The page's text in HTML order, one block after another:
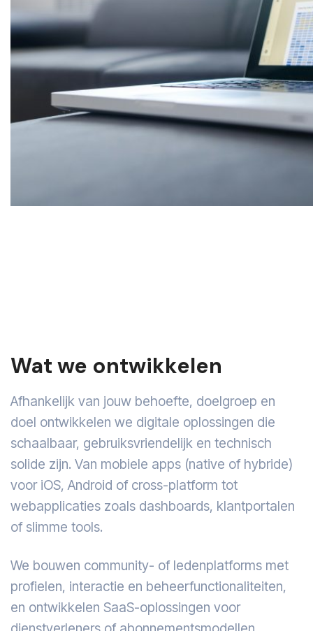
Wat we ontwikkelen
Afhankelijk van jouw behoefte, doelgroep en
doel ontwikkelen we digitale oplossingen die
schaalbaar, gebruiksvriendelijk en technisch
solide zijn. Van mobiele apps (native of hybride)
voor iOS, Android of cross-platform tot
webapplicaties zoals dashboards, klantportalen
of slimme tools.
We bouwen community- of ledenplatforms met
profielen, interactie en beheerfunctionaliteiten,
en ontwikkelen SaaS-oplossingen voor